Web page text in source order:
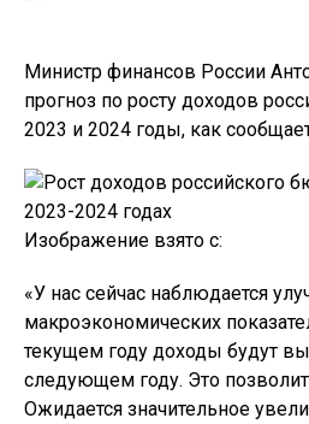
Министр финансов России
прогноз по росту доходов
2023 и 2024 годы, как
Изображение взято с:
«У нас сейчас наблюдается
макроэкономических
текущем году доходы будут
следующем году. Это
Ожидается значительное